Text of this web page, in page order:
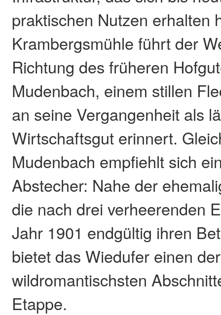
praktischen Nutzen erhalten
Krambergsmühle führt der
Richtung des früheren
Mudenbach, einem stillen
an seine Vergangenheit als
Wirtschaftsgut erinnert.
Mudenbach empfiehlt sich
Abstecher: Nahe der
die nach drei verheerenden
Jahr 1901 endgültig ihren
bietet das Wiedufer einen
wildromantischsten
Etappe.